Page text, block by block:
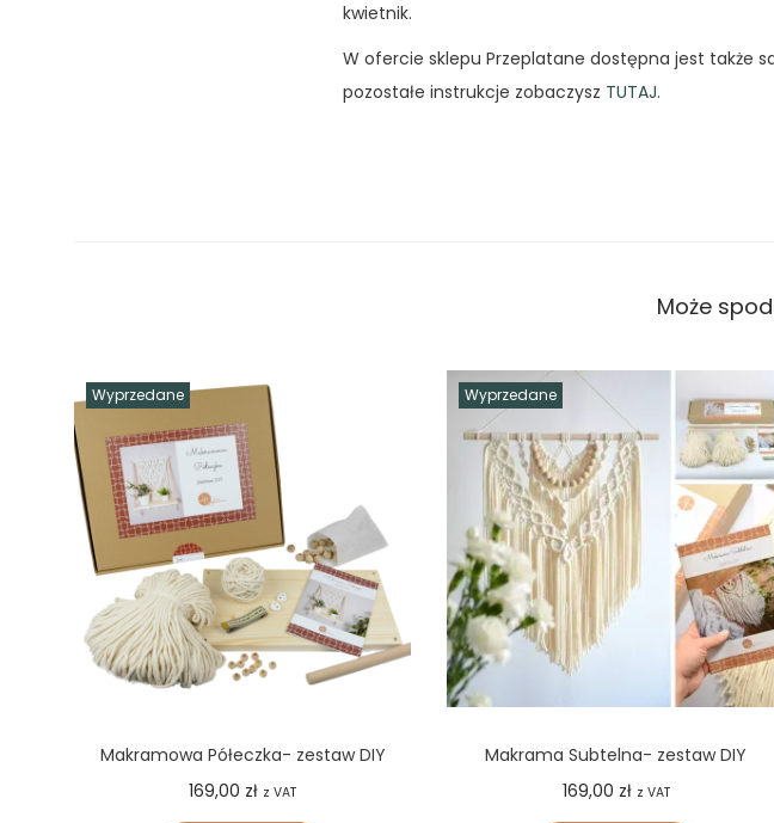
kwietnik.
W ofercie sklepu Przeplatane dostępna jest także
pozostałe instrukcje zobaczysz TUTAJ.
Może
Wyprzedane
Makramowa Półeczka- zestaw DIY
169,00 zł z VAT
Wyprzedane
Makrama Subtelna- zestaw DIY
169,00 zł z VAT